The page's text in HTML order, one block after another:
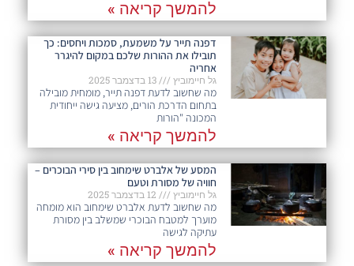
להמשך קריאה »
דפנה תייר על משמעת, סמכות ויחסים: כך
תובילו את ההורות שלכם במקום להיגרר
אחריה
גל חיימוביץ
מה שחשוב לדעת דפנה תייר, מומחית מובילה
בתחום הדרכת הורים, מציעה גישה ייחודית
המכונה "הורות
להמשך קריאה »
המסע של אלברט שימחוב בין סירי הבוכרים –
חוויה של מסורת וטעם
גל חיימוביץ
מה שחשוב לדעת אלברט שימחוב הוא מומחה
מוערך למטבח הבוכרי שמשלב בין מסורת
עתיקה לגישה
להמשך קריאה »